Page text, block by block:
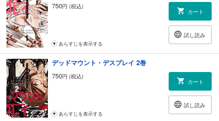
750円 (税込)
カート
試し読み
あらすじを表示する
デッドマウント・デスプレイ 2巻
750円 (税込)
カート
試し読み
あらすじを表示する